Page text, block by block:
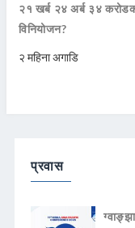
२१ खर्ब २४ अर्ब ३४
विनियोजन?
२ महिना अगाडि
प्रवास